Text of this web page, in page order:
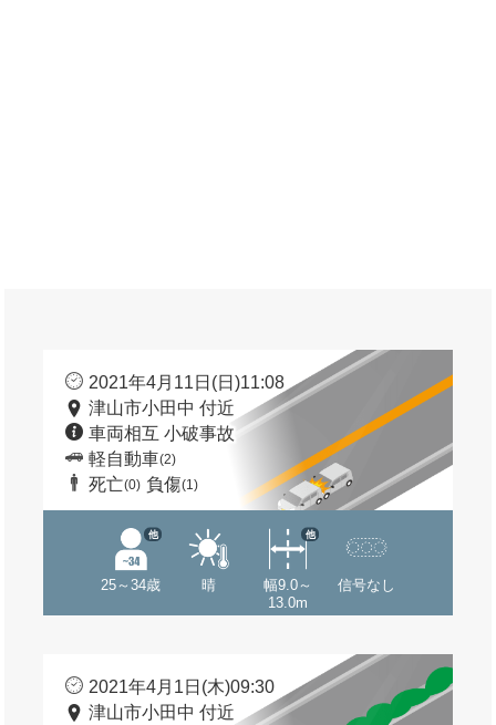
2021年4月11日(日)11:08
津山市小田中 付近
車両相互 小破事故
軽自動車(2)
死亡(0) 負傷(1)
25～34歳
他
晴
幅9.0～
13.0m
他
信号なし
2021年4月1日(木)09:30
津山市小田中 付近